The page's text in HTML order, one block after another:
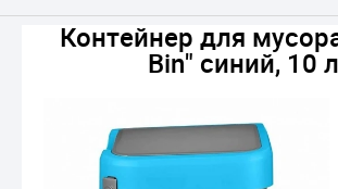
Контейнер для
Bin" синий, 10 л